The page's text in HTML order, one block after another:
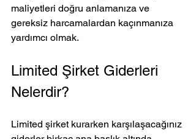
maliyetleri doğru anlamanıza ve
gereksiz harcamalardan kaçınmanıza
yardımcı olmak.
Limited Şirket Giderleri
Nelerdir?
Limited şirket kurarken karşılaşacağınız